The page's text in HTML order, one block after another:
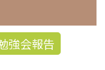
強会報告